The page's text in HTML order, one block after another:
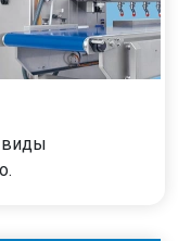
виды